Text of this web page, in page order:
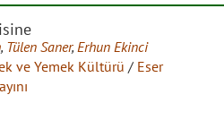
, Tülen Saner, Erhun Ekinci
ve Yemek Kültürü / Eser